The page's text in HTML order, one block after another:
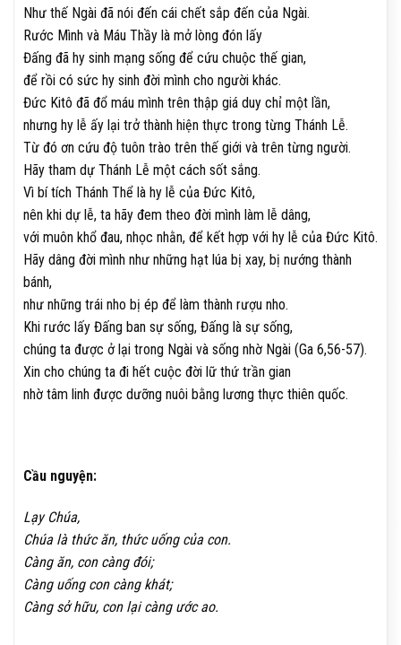
Như thế Ngài đã nói đến cái chết sắp đến của Ngài.
Rước Mình và Máu Thầy là mở lòng đón lấy
Đấng đã hy sinh mạng sống để cứu chuộc thế gian,
để rồi có sức hy sinh đời mình cho người khác.
Đức Kitô đã đổ máu mình trên thập giá duy chỉ một lần,
nhưng hy lễ ấy lại trở thành hiện thực trong từng Thánh Lễ.
Từ đó ơn cứu độ tuôn trào trên thế giới và trên từng người.
Hãy tham dự Thánh Lễ một cách sốt sắng.
Vì bí tích Thánh Thể là hy lễ của Đức Kitô,
nên khi dự lễ, ta hãy đem theo đời mình làm lễ dâng,
với muôn khổ đau, nhọc nhằn, để kết hợp với hy lễ của Đức Kitô.
Hãy dâng đời mình như những hạt lúa bị xay, bị nướng thành
bánh,
như những trái nho bị ép để làm thành rượu nho.
Khi rước lấy Đấng ban sự sống, Đấng là sự sống,
chúng ta được ở lại trong Ngài và sống nhờ Ngài (Ga 6,56-57).
Xin cho chúng ta đi hết cuộc đời lữ thứ trần gian
nhờ tâm linh được dưỡng nuôi bằng lương thực thiên quốc.
Cầu nguyện:
Lạy Chúa,
Chúa là thức ăn, thức uống của con.
Càng ăn, con càng đói;
Càng uống con càng khát;
Càng sở hữu, con lại càng ước ao.